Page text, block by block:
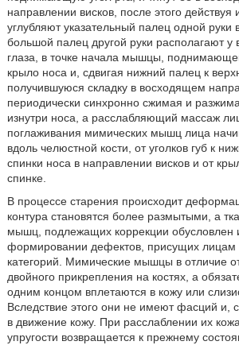
направлении висков, после этого действуя
углубляют указательный палец одной руки
большой палец другой руки располагают у
глаза, в точке начала мышцы,
крыло носа и, сдвигая нижний палец к
получившуюся складку в восходящем
периодически синхронно сжимая и
изнутри носа, а расслабляющий массаж
поглаживания мимических мышц лица
вдоль челюстной кости, от уголков губ к
спинки носа в направлении висков и от
спинке.
В процессе старения происходит
контура становятся более размытыми, а
мышц, подлежащих коррекции обусловлен
формировании дефектов, присущих лицам
категорий. Мимические мышцы в отличие
двойного прикрепления на костях, а
одним концом вплетаются в кожу или
Вследствие этого они не имеют фасций и,
в движение кожу. При расслаблении их
упругости возвращается к прежнему